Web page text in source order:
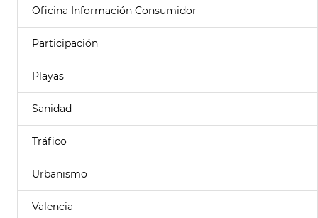
Oficina Información Consumidor
Participación
Playas
Sanidad
Tráfico
Urbanismo
Valencia